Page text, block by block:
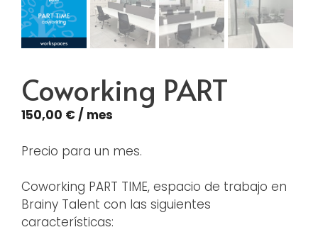
Coworking PART
150,00 € / mes
Precio para un mes.
Coworking PART TIME, espacio de trabajo en
Brainy Talent con las siguientes
características: